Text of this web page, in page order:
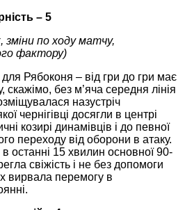
– 5
по ходу матчу,
фактору)
Рябоконя – від гри до гри має
скажімо, без м’яча середня лінія
назустріч
чернігівці досягли в центрі
козирі динамівців і до певної
переходу від оборони в атаку.
останні 15 хвилин основної 90-
свіжість і не без допомоги
вирвала перемогу в